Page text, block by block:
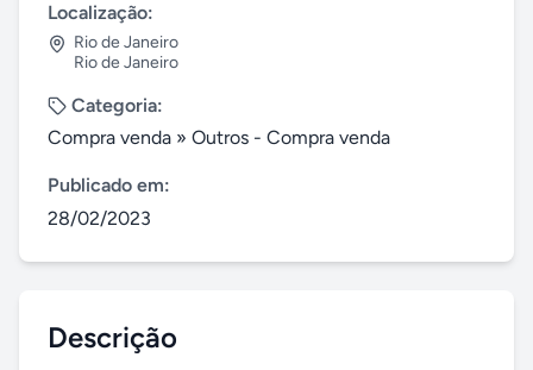
Localização:
Rio de Janeiro
Rio de Janeiro
Categoria:
Compra venda » Outros - Compra venda
Publicado em:
28/02/2023
Descrição